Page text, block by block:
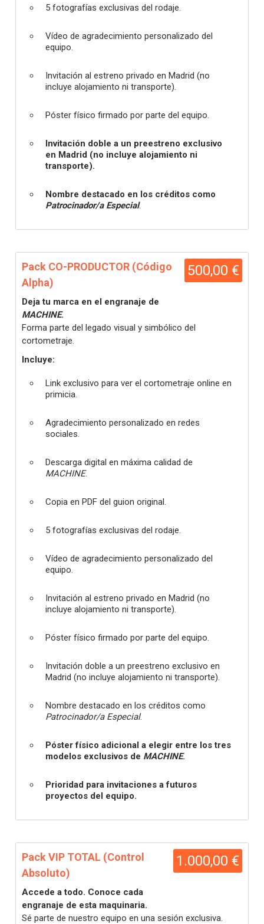
5 fotografías exclusivas del rodaje.
Vídeo de agradecimiento personalizado del
equipo.
Invitación al estreno privado en Madrid (no
incluye alojamiento ni transporte).
Póster físico firmado por parte del equipo.
Invitación doble a un preestreno exclusivo
en Madrid (no incluye alojamiento ni
transporte).
Nombre destacado en los créditos como
Patrocinador/a Especial.
500,00 €
Pack CO-PRODUCTOR (Código
Alpha)
Deja tu marca en el engranaje de
MACHINE.
Forma parte del legado visual y simbólico del
cortometraje.
Incluye:
Link exclusivo para ver el cortometraje online en
primicia.
Agradecimiento personalizado en redes
sociales.
Descarga digital en máxima calidad de
MACHINE.
Copia en PDF del guion original.
5 fotografías exclusivas del rodaje.
Vídeo de agradecimiento personalizado del
equipo.
Invitación al estreno privado en Madrid (no
incluye alojamiento ni transporte).
Póster físico firmado por parte del equipo.
Invitación doble a un preestreno exclusivo en
Madrid (no incluye alojamiento ni transporte).
Nombre destacado en los créditos como
Patrocinador/a Especial.
Póster físico adicional a elegir entre los tres
modelos exclusivos de MACHINE.
Prioridad para invitaciones a futuros
proyectos del equipo.
1.000,00 €
Pack VIP TOTAL (Control
Absoluto)
Accede a todo. Conoce cada
engranaje de esta maquinaria.
Sé parte de nuestro equipo en una sesión exclusiva.